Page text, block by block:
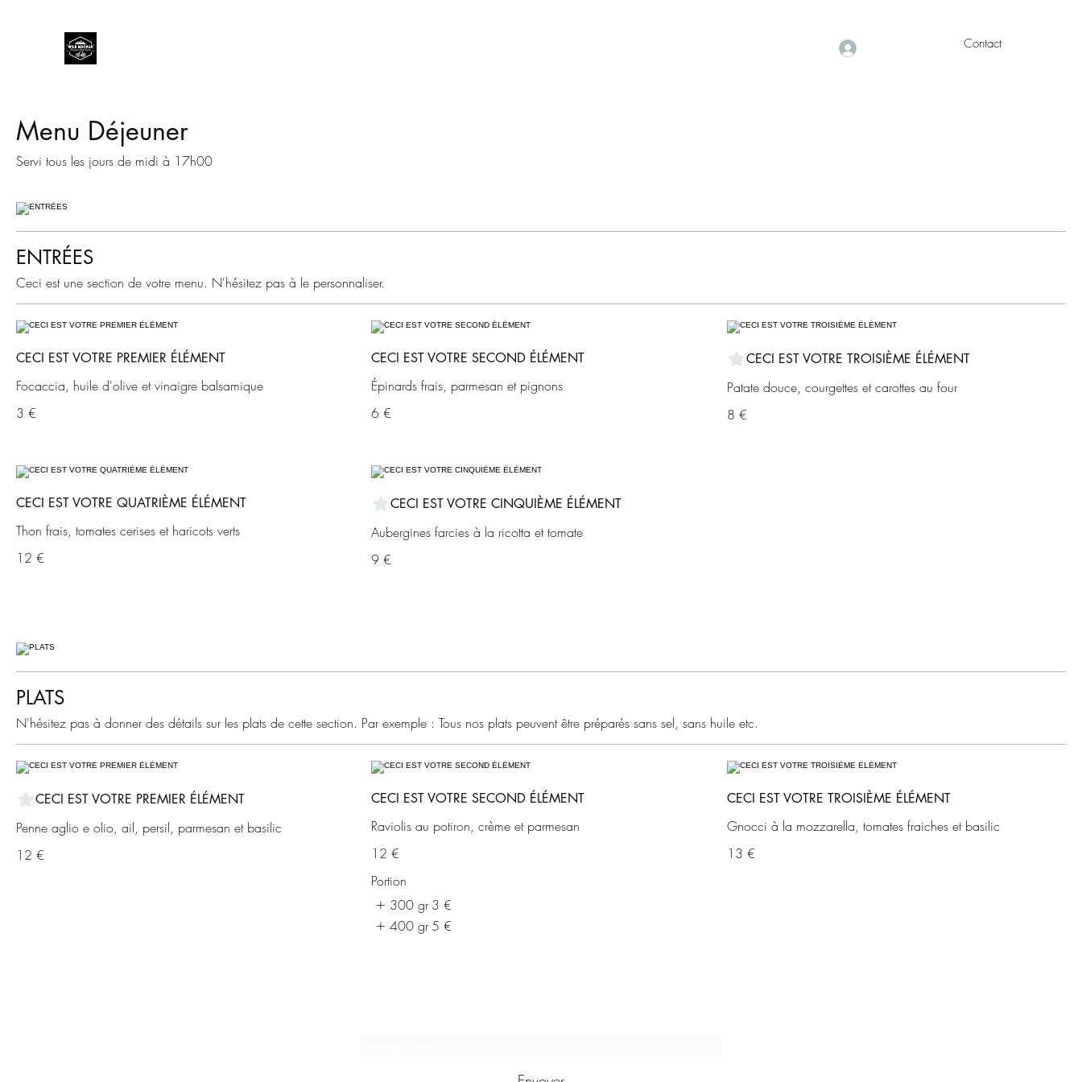
Contact
Menu Déjeuner
Servi tous les jours de midi à 17h00
ENTRÉES
Ceci est une section de votre menu. N'hésitez pas à le personnaliser.
CECI EST VOTRE PREMIER ÉLÉMENT
Focaccia, huile d'olive et vinaigre balsamique
3 €
CECI EST VOTRE SECOND ÉLÉMENT
Épinards frais, parmesan et pignons
6 €
CECI EST VOTRE TROISIÈME ÉLÉMENT
Patate douce, courgettes et carottes au four
8 €
CECI EST VOTRE QUATRIÈME ÉLÉMENT
Thon frais, tomates cerises et haricots verts
12 €
CECI EST VOTRE CINQUIÈME ÉLÉMENT
Aubergines farcies à la ricotta et tomate
9 €
PLATS
N'hésitez pas à donner des détails sur les plats de cette section. Par exemple : Tous nos plats peuvent être préparés sans sel, sans huile etc.
CECI EST VOTRE PREMIER ÉLÉMENT
Penne aglio e olio, ail, persil, parmesan et basilic
12 €
CECI EST VOTRE SECOND ÉLÉMENT
Raviolis au potiron, crème et parmesan
12 €
Portion
300 gr 3 €
400 gr5 €
CECI EST VOTRE TROISIÈME ÉLÉMENT
Gnocci à la mozzarella, tomates fraiches et basilic
13 €